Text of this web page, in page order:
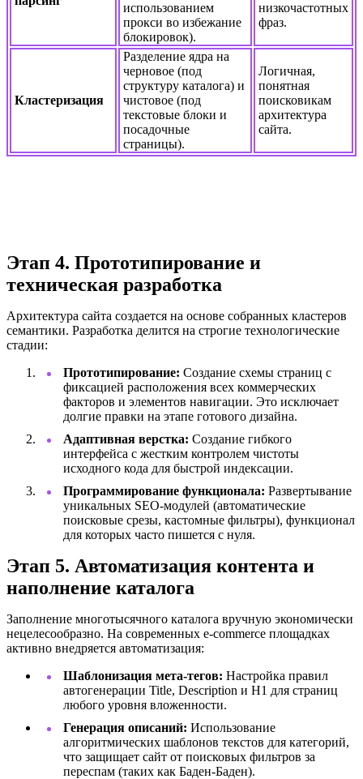
использованием
прокси во избежание
блокировок).
низкочастотных
фраз.
Кластеризация
Разделение ядра на
черновое (под
структуру каталога) и
чистовое (под
текстовые блоки и
посадочные
страницы).
Логичная,
понятная
поисковикам
архитектура
сайта.
Этап 4. Прототипирование и
техническая разработка
Архитектура сайта создается на основе собранных кластеров
семантики. Разработка делится на строгие технологические
стадии:
Прототипирование: Создание схемы страниц с
фиксацией расположения всех коммерческих
факторов и элементов навигации. Это исключает
долгие правки на этапе готового дизайна.
Адаптивная верстка: Создание гибкого
интерфейса с жестким контролем чистоты
исходного кода для быстрой индексации.
Программирование функционала: Развертывание
уникальных SEO-модулей (автоматические
поисковые срезы, кастомные фильтры), функционал
для которых часто пишется с нуля.
Этап 5. Автоматизация контента и
наполнение каталога
Заполнение многотысячного каталога вручную экономически
нецелесообразно. На современных e-commerce площадках
активно внедряется автоматизация:
Шаблонизация мета-тегов: Настройка правил
автогенерации Title, Description и H1 для страниц
любого уровня вложенности.
Генерация описаний: Использование
алгоритмических шаблонов текстов для категорий,
что защищает сайт от поисковых фильтров за
переспам (таких как Баден-Баден).